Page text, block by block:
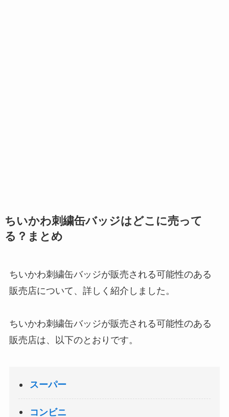
ちいかわ刺繍缶バッジはどこに売って
る？まとめ
ちいかわ刺繍缶バッジが販売される可能性のある
販売店について、詳しく紹介しました。
ちいかわ刺繍缶バッジが販売される可能性のある
販売店は、以下のとおりです。
スーパー
コンビニ